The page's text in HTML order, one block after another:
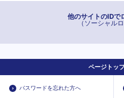
他のサイトのIDで
（ソーシャル
ページトッ
パスワードを忘れた方へ